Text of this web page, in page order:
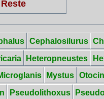
Reste
Cephalosilurus
Heteropneustes
Mystus
Pseudolithoxus